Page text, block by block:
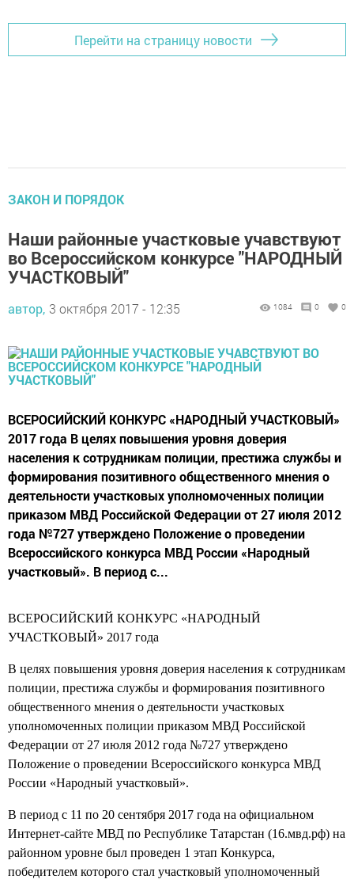
Перейти на страницу новости
ЗАКОН И ПОРЯДОК
Наши районные участковые учавствуют
во Всероссийском конкурсе "НАРОДНЫЙ
УЧАСТКОВЫЙ"
автор, 3 октября 2017 - 12:35 1084 0 0
ВСЕРОСИЙСКИЙ КОНКУРС «НАРОДНЫЙ УЧАСТКОВЫЙ»
2017 года В целях повышения уровня доверия
населения к сотрудникам полиции, престижа службы и
формирования позитивного общественного мнения о
деятельности участковых уполномоченных полиции
приказом МВД Российской Федерации от 27 июля 2012
года №727 утверждено Положение о проведении
Всероссийского конкурса МВД России «Народный
участковый». В период с...
ВСЕРОСИЙСКИЙ КОНКУРС «НАРОДНЫЙ
УЧАСТКОВЫЙ» 2017 года
В целях повышения уровня доверия населения к сотрудникам
полиции, престижа службы и формирования позитивного
общественного мнения о деятельности участковых
уполномоченных полиции приказом МВД Российской
Федерации от 27 июля 2012 года №727 утверждено
Положение о проведении Всероссийского конкурса МВД
России «Народный участковый».
В период с 11 по 20 сентября 2017 года на официальном
Интернет-сайте МВД по Республике Татарстан (16.мвд.рф) на
районном уровне был проведен 1 этап Конкурса,
победителем которого стал участковый уполномоченный